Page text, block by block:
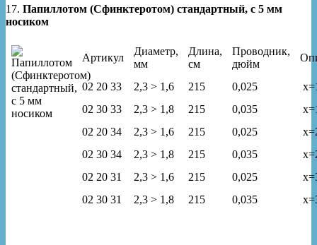
17. Папиллотом (Сфинктеротом) стандартный, с 5 мм
носиком
Артикул
Диаметр,
мм
Длина,
см
Проводник,
дюйм
02 20 33 2,3 > 1,6 215 0,025
02 30 33
2,3 > 1,8 215 0,035
02 20 34
2,3 > 1,6 215 0,025
02 30 34
2,3 > 1,8 215 0,035
02 20 31
2,3 > 1,6 215 0,025
02 30 31
2,3 > 1,8 215 0,035